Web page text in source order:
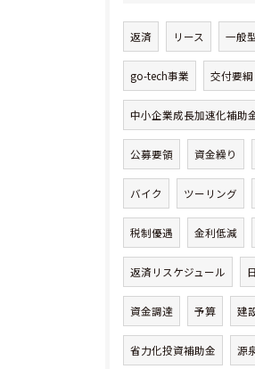
返済 リース 一般型
go-tech事業 交付要綱
中小企業成長加速化補助
公募要領 資金繰り
バイク ツーリング
税制優遇 金利低減
返済リスケジュール
資金調達 予算 建
省力化投資補助金 源